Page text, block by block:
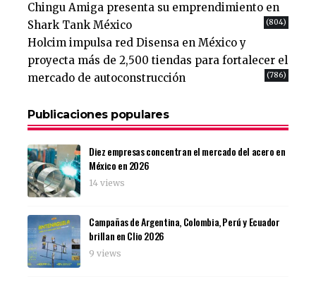
Chingu Amiga presenta su emprendimiento en
Shark Tank México
(804)
Holcim impulsa red Disensa en México y
proyecta más de 2,500 tiendas para fortalecer el
mercado de autoconstrucción
(786)
Publicaciones populares
Diez empresas concentran el mercado del acero en
México en 2026
14 views
Campañas de Argentina, Colombia, Perú y Ecuador
brillan en Clio 2026
9 views